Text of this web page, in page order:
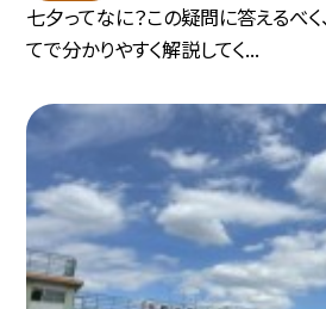
七夕ってなに？この疑問に答えるべ
てで分かりやすく解説してく...